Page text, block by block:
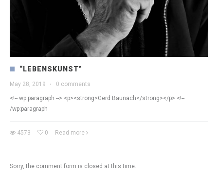
“LEBENSKUNST”
May 28, 2019 · 0 comments
<!-- wp:paragraph --> <p><strong>Gerd Baunach</strong></p> <!--
/wp:paragraph
4573 0 Read more
Sorry, the comment form is closed at this time.